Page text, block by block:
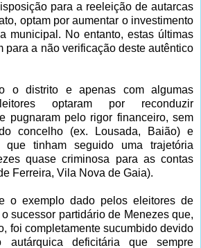
para a reeleição de autarcas
optam por aumentar o investimento
municipal. No entanto, estas últimas
para a não verificação deste autêntico
o distrito e apenas com algumas
optaram por reconduzir
pugnaram pelo rigor financeiro, sem
concelho (ex. Lousada, Baião) e
que tinham seguido uma trajetória
quase criminosa para as contas
Ferreira, Vila Nova de Gaia).
o exemplo dado pelos eleitores de
sucessor partidário de Menezes que,
foi completamente sucumbido devido
deficitária que sempre